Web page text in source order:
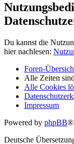
Du kannst die
hier nachlesen:
Foren-
Alle Zeiten sind
Alle Cookies
Impressum
Powered by phpBB®
Deutsche